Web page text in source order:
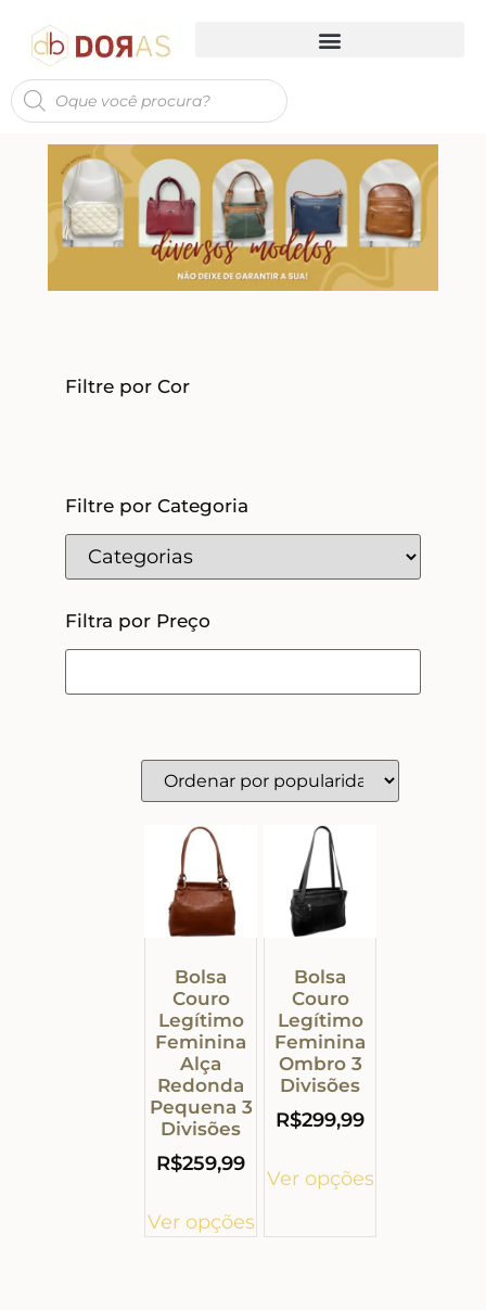
Filtre por Cor
Filtre por Categoria
Filtra por Preço
Bolsa
Couro
Legítimo
Feminina
Alça
Redonda
Pequena 3
Divisões
R$259,99
Ver opções
Bolsa
Couro
Legítimo
Feminina
Ombro 3
Divisões
R$299,99
Ver opções